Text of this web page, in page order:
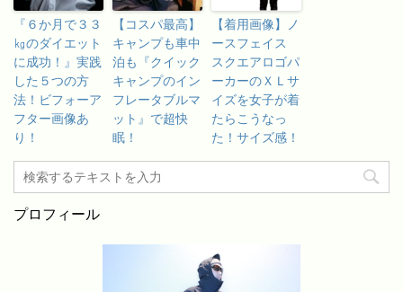
『６か月で３３
㎏のダイエット
に成功！』実践
した５つの方
法！ビフォーア
フター画像あ
り！
【コスパ最高】
キャンプも車中
泊も『クイック
キャンプのイン
フレータブルマ
ット』で超快
眠！
【着用画像】ノ
ースフェイス
スクエアロゴパ
ーカーのＸＬサ
イズを女子が着
たらこうなっ
た！サイズ感！
プロフィール